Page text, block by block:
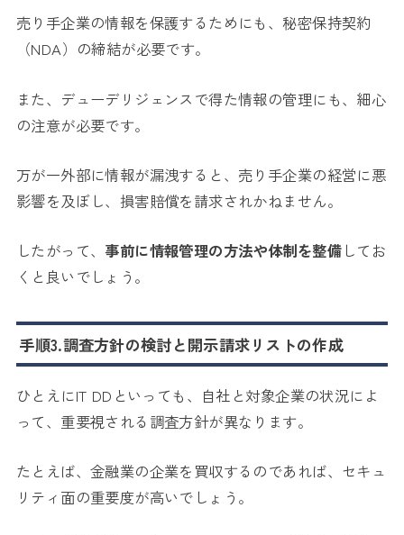
売り手企業の情報を保護するためにも、秘密保持契約
（NDA）の締結が必要です。
また、デューデリジェンスで得た情報の管理にも、細心
の注意が必要です。
万が一外部に情報が漏洩すると、売り手企業の経営に悪
影響を及ぼし、損害賠償を請求されかねません。
したがって、事前に情報管理の方法や体制を整備してお
くと良いでしょう。
手順3.調査方針の検討と開示請求リストの作成
ひとえにIT DDといっても、自社と対象企業の状況によ
って、重要視される調査方針が異なります。
たとえば、金融業の企業を買収するのであれば、セキュ
リティ面の重要度が高いでしょう。